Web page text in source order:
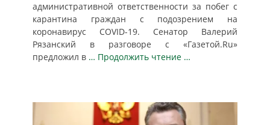
административной ответственности за побег с
карантина граждан с подозрением на
коронавирус COVID-19. Сенатор Валерий
Рязанский в разговоре с «Газетой.Ru»
предложил в … Продолжить чтение …